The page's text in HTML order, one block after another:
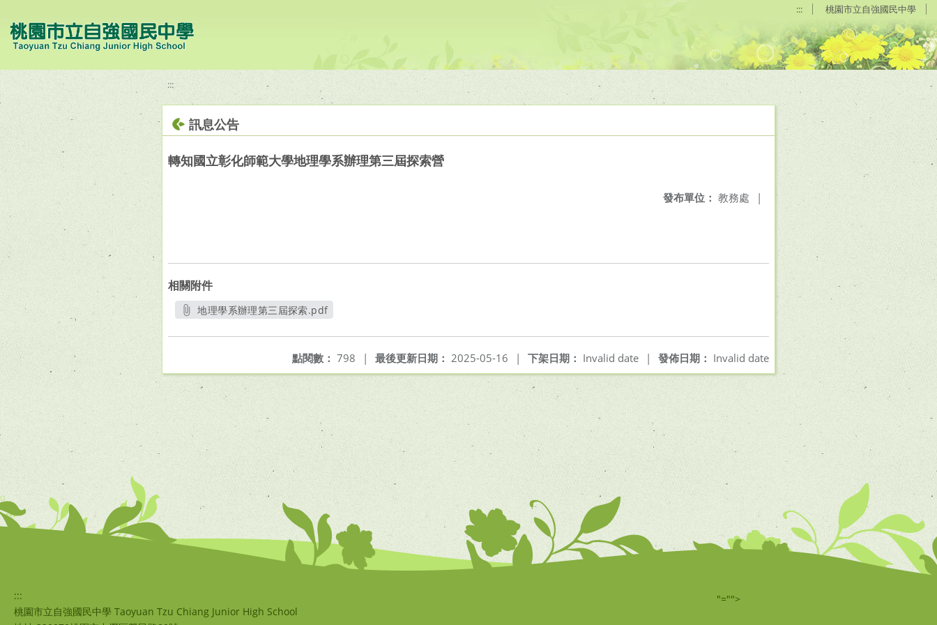
::: 桃園市立自強國民中學
:::
訊息公告
轉知國立彰化師範大學地理學系辦理第三屆探索營
發布單位： 教務處 |
相關附件
地理學系辦理第三屆探索.pdf
發佈日期： Invalid date
下架日期： Invalid date |
最後更新日期： 2025-05-16 |
點閱數： 798 |
:::
桃園市立自強國民中學 Taoyuan Tzu Chiang Junior High School
"="">